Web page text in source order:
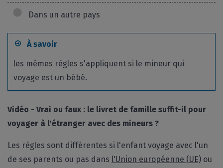
Dans un autre pays
À savoir
les mêmes règles s'appliquent si le mineur qui
voyage est un bébé.
Vidéo - Vrai ou faux : le livret de famille suffit-il pour
voyager à l'étranger avec des mineurs ?
Les règles sont différentes si l'enfant voyage avec l'un
de ses parents ou pas dans l'Union européenne (UE) ou